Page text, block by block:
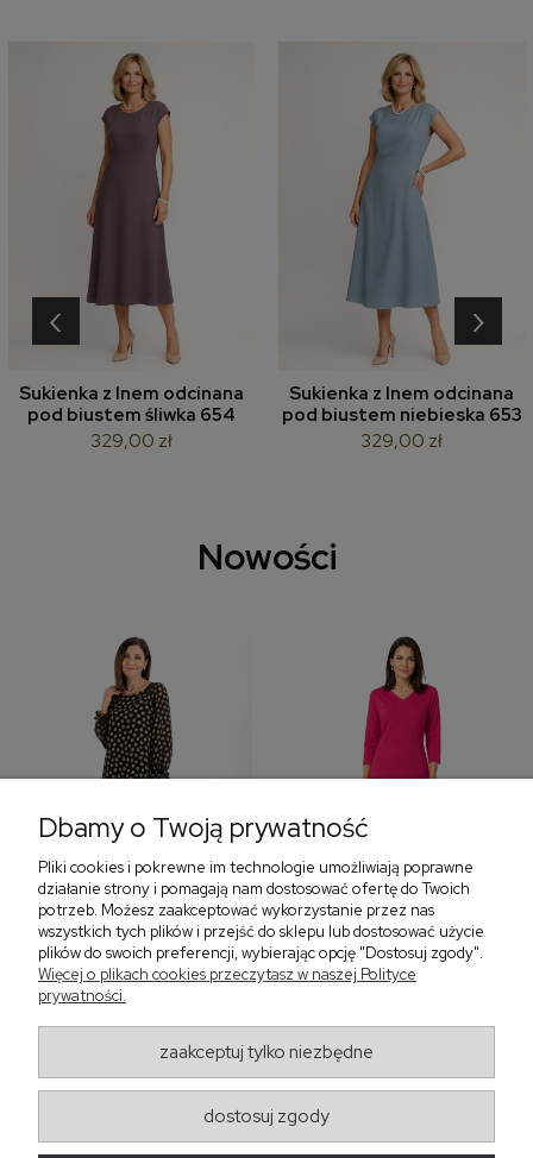
Sukienka z lnem odcinana
pod biustem śliwka 654
329,00 zł
Sukienka z lnem odcinana
pod biustem niebieska 653
329,00 zł
‹ ›
Nowości
Sukienka z falbaną i
bufiastym rękawem w
405,30 zł
Sukienka z dekoltem w
299,00 zł
‹
Regulaminy
Dbamy o Twoją prywatność
Pliki cookies i pokrewne im technologie umożliwiają poprawne
działanie strony i pomagają nam dostosować ofertę do Twoich
potrzeb. Możesz zaakceptować wykorzystanie przez nas
wszystkich tych plików i przejść do sklepu lub dostosować użycie
plików do swoich preferencji, wybierając opcję "Dostosuj zgody".
Więcej o plikach cookies przeczytasz w naszej Polityce
prywatności.
zaakceptuj tylko niezbędne
dostosuj zgody